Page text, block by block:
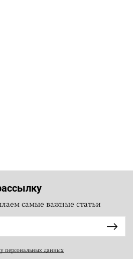
самые важные статьи
персональных данных